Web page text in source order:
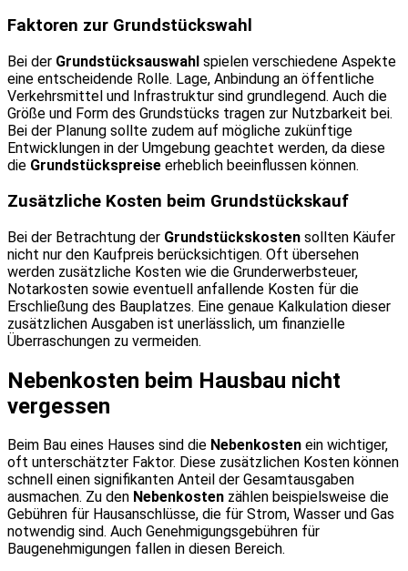
Faktoren zur Grundstückswahl
Bei der Grundstücksauswahl spielen verschiedene Aspekte
eine entscheidende Rolle. Lage, Anbindung an öffentliche
Verkehrsmittel und Infrastruktur sind grundlegend. Auch die
Größe und Form des Grundstücks tragen zur Nutzbarkeit bei.
Bei der Planung sollte zudem auf mögliche zukünftige
Entwicklungen in der Umgebung geachtet werden, da diese
die Grundstückspreise erheblich beeinflussen können.
Zusätzliche Kosten beim Grundstückskauf
Bei der Betrachtung der Grundstückskosten sollten Käufer
nicht nur den Kaufpreis berücksichtigen. Oft übersehen
werden zusätzliche Kosten wie die Grunderwerbsteuer,
Notarkosten sowie eventuell anfallende Kosten für die
Erschließung des Bauplatzes. Eine genaue Kalkulation dieser
zusätzlichen Ausgaben ist unerlässlich, um finanzielle
Überraschungen zu vermeiden.
Nebenkosten beim Hausbau nicht
vergessen
Beim Bau eines Hauses sind die Nebenkosten ein wichtiger,
oft unterschätzter Faktor. Diese zusätzlichen Kosten können
schnell einen signifikanten Anteil der Gesamtausgaben
ausmachen. Zu den Nebenkosten zählen beispielsweise die
Gebühren für Hausanschlüsse, die für Strom, Wasser und Gas
notwendig sind. Auch Genehmigungsgebühren für
Baugenehmigungen fallen in diesen Bereich.